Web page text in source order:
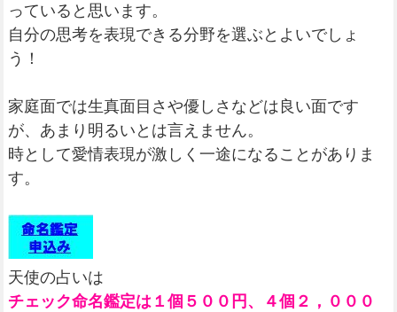
っていると思います。
自分の思考を表現できる分野を選ぶとよいでしょ
う！
家庭面では生真面目さや優しさなどは良い面です
が、あまり明るいとは言えません。
時として愛情表現が激しく一途になることがありま
す。
天使の占いは
チェック命名鑑定は１個５００円、４個２，０００